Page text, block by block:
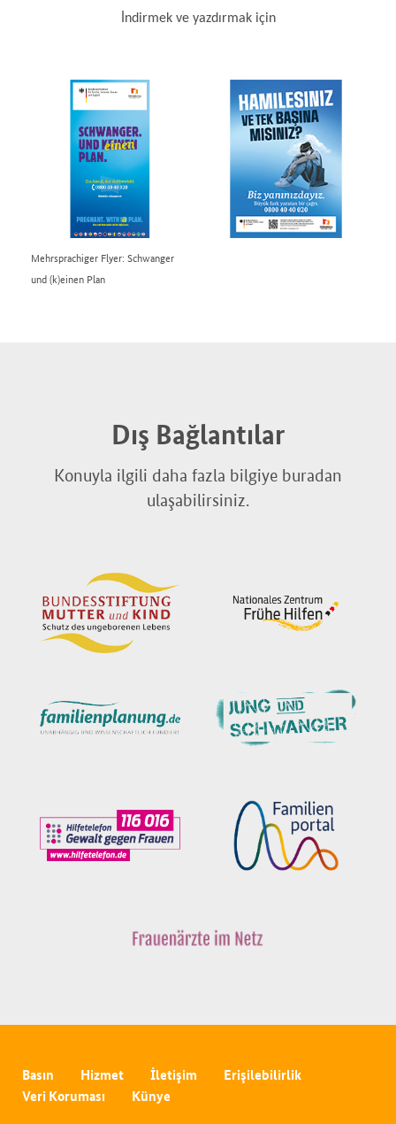
İndirmek ve yazdırmak için
Mehrsprachiger Flyer: Schwanger
und (k)einen Plan
Dış Bağlantılar
Konuyla ilgili daha fazla bilgiye buradan
ulaşabilirsiniz.
Basın Hizmet İletişim
Erişilebilirlik
Veri Koruması
Künye